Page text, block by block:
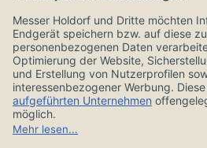
Zahlungsoptionen